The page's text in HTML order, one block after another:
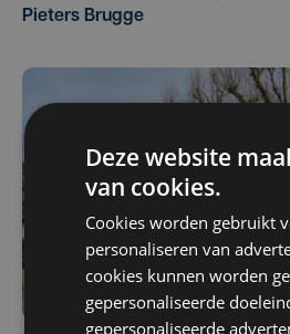
Pieters Brugge
Deze website
van cookies.
Cookies worden gebruikt
personaliseren van
cookies kunnen worden
gepersonaliseerde
gepersonaliseerde